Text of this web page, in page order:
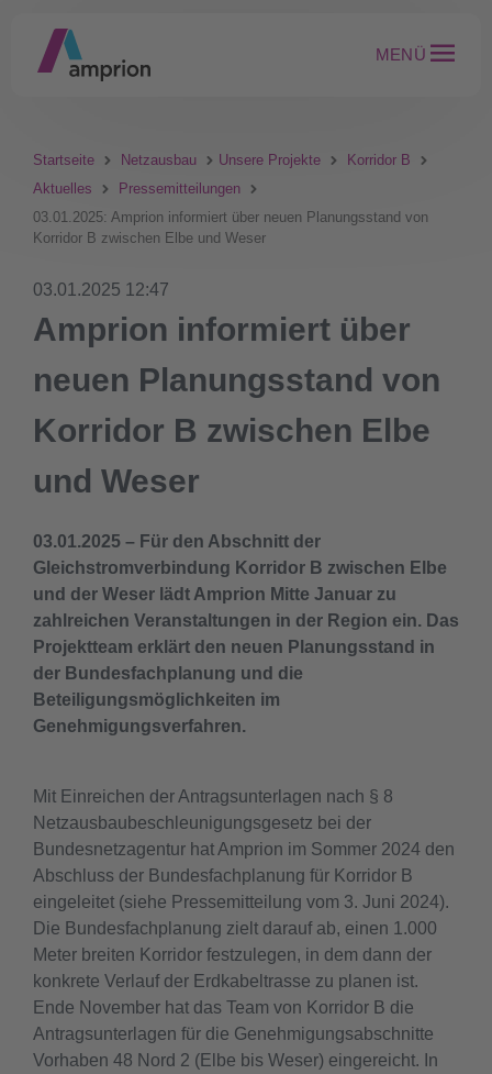
MENÜ
Startseite Netzausbau Unsere Projekte
Korridor B
Aktuelles
Pressemitteilungen
03.01.2025: Amprion informiert über neuen Planungsstand von
Korridor B zwischen Elbe und Weser
03.01.2025 12:47
Amprion informiert über
neuen Planungsstand von
Korridor B zwischen Elbe
und Weser
03.01.2025 – Für den Abschnitt der
Gleichstromverbindung Korridor B zwischen Elbe
und der Weser lädt Amprion Mitte Januar zu
zahlreichen Veranstaltungen in der Region ein. Das
Projektteam erklärt den neuen Planungsstand in
der Bundesfachplanung und die
Beteiligungsmöglichkeiten im
Genehmigungsverfahren.
Mit Einreichen der Antragsunterlagen nach § 8
Netzausbaubeschleunigungsgesetz bei der
Bundesnetzagentur hat Amprion im Sommer 2024 den
Abschluss der Bundesfachplanung für Korridor B
eingeleitet (siehe Pressemitteilung vom 3. Juni 2024).
Die Bundesfachplanung zielt darauf ab, einen 1.000
Meter breiten Korridor festzulegen, in dem dann der
konkrete Verlauf der Erdkabeltrasse zu planen ist.
Ende November hat das Team von Korridor B die
Antragsunterlagen für die Genehmigungsabschnitte
Vorhaben 48 Nord 2 (Elbe bis Weser) eingereicht. In